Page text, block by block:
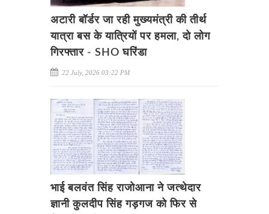
अटारी बॉर्डर जा रही मुख्यमंत्री की तीर्थ
यात्रा बस के यात्रियों पर हमला, दो लोग
गिरफ्तार - SHO घरिंडा
22 July, 2026 03:22 PM
भाई बलवंत सिंह राजोआना ने जत्थेदार
ज्ञानी कुलदीप सिंह गड़गज को फिर से